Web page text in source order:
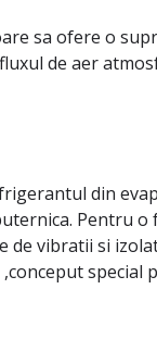
sa ofere o
de aer
din
Pentru
vibratii si